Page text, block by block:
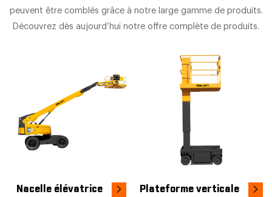
peuvent être comblés grâce à notre large gamme de produits.
Découvrez dès aujourd’hui notre offre complète de produits.
Nacelle élévatrice Plateforme verticale